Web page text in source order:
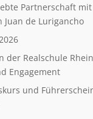
Partnerschaft mit
Juan de Lurigancho
der Realschule
Engagement
und